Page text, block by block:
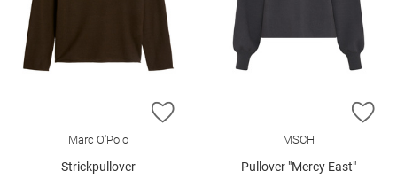
ZUR WUNSCHLISTE HINZUFÜGEN
Marc O'Polo
Strickpullover
MSCH
Pullover "Mercy East"